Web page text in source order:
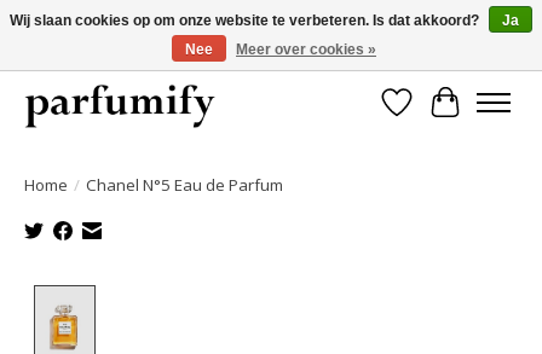
750+ Geuren | Gratis verzending | Maandelijks opzegbaar
Verlanglijst
Home / Chanel N°5 Eau de Parfum
Wij slaan cookies op om onze website te verbeteren. Is dat akkoord?
Ja
Nee
Meer over cookies »